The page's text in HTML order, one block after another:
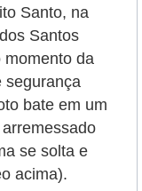
Santo, na
Santos
momento da
segurança
bate em um
se solta e
acima).